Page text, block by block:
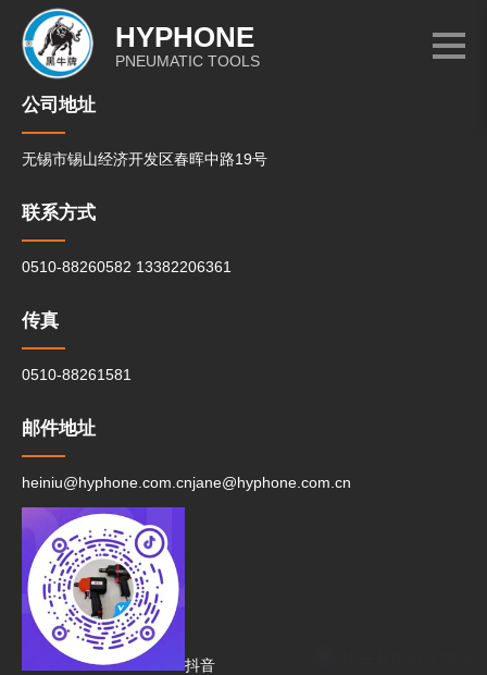
HYPHONE
PNEUMATIC TOOLS
公司地址
无锡市锡山经济开发区春晖中路19号
联系方式
0510-88260582 13382206361
传真
0510-88261581
邮件地址
heiniu@hyphone.com.cnjane@hyphone.com.cn
抖音